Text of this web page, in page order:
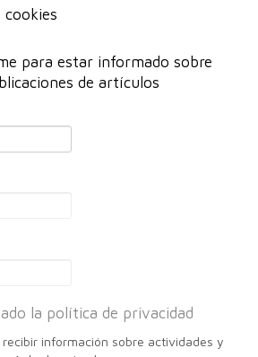
cookies
para estar informado sobre
de artículos
la política de privacidad
información sobre actividades y